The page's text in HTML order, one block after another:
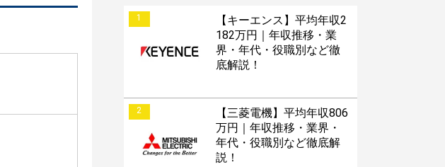
1
【キーエンス】平均年収2
182万円｜年収推移・業
界・年代・役職別など徹
底解説！
2
【三菱電機】平均年収806
万円｜年収推移・業界・
年代・役職別など徹底解
説！